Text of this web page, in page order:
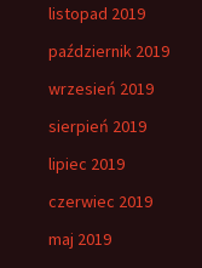
listopad 2019
październik 2019
wrzesień 2019
sierpień 2019
lipiec 2019
czerwiec 2019
maj 2019